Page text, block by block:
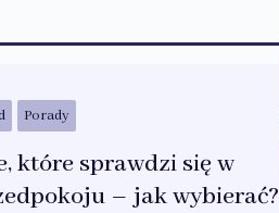
Porady
które sprawdzi się w
– jak wybierać?